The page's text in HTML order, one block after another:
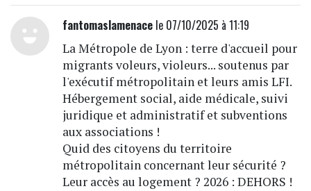
fantomaslamenacele 07/10/2025 à 11:19
La Métropole de Lyon : terre d'accueil pour
migrants voleurs, violeurs... soutenus par
l'exécutif métropolitain et leurs amis LFI.
Hébergement social, aide médicale, suivi
juridique et administratif et subventions
aux associations !
Quid des citoyens du territoire
métropolitain concernant leur sécurité ?
Leur accès au logement ? 2026 : DEHORS !